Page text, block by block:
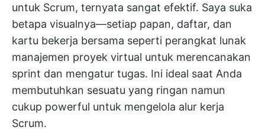
untuk Scrum, ternyata sangat efektif. Saya suka
betapa visualnya—setiap papan, daftar, dan
kartu bekerja bersama seperti perangkat lunak
manajemen proyek virtual untuk merencanakan
sprint dan mengatur tugas. Ini ideal saat Anda
membutuhkan sesuatu yang ringan namun
cukup powerful untuk mengelola alur kerja
Scrum.